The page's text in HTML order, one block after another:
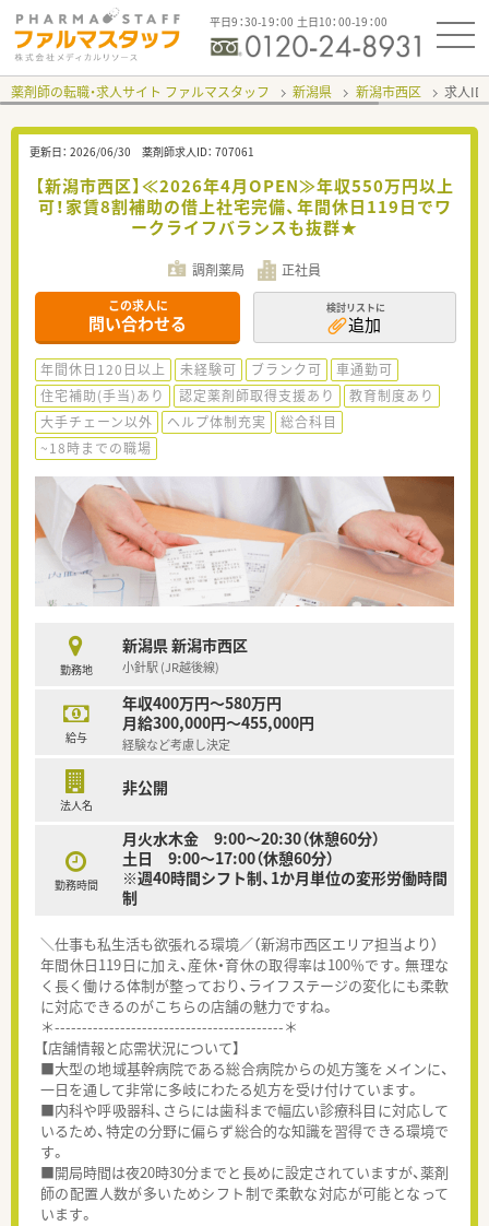
平日9：30-19：00 土日10：00-19：00
薬剤師の転職・求人サイト ファルマスタッフ 新潟県 新潟市西区 求人ID
更新日： 2026/06/30 薬剤師求人ID： 707061
【新潟市西区】≪2026年4月OPEN≫年収550万円以上
可！家賃8割補助の借上社宅完備、年間休日119日でワ
ークライフバランスも抜群★
調剤薬局 正社員
この求人に
問い合わせる
検討リストに
追加
年間休日120日以上 未経験可 ブランク可
車通勤可
住宅補助(手当)あり
認定薬剤師取得支援あり
教育制度あり
大手チェーン以外
ヘルプ体制充実
総合科目
~18時までの職場
勤務地
新潟県 新潟市西区
小針駅 (JR越後線)
給与
年収400万円～580万円
月給300,000円～455,000円
経験など考慮し決定
法人名
非公開
勤務時間
月火水木金 9:00〜20:30（休憩60分）
土日 9:00〜17:00（休憩60分）
※週40時間シフト制、1か月単位の変形労働時間
制
＼仕事も私生活も欲張れる環境／（新潟市西区エリア担当より）
年間休日119日に加え、産休・育休の取得率は100％です。無理な
く長く働ける体制が整っており、ライフステージの変化にも柔軟
に対応できるのがこちらの店舗の魅力ですね。
＊------------------------------------------＊
【店舗情報と応需状況について】
■大型の地域基幹病院である総合病院からの処方箋をメインに、
一日を通して非常に多岐にわたる処方を受け付けています。
■内科や呼吸器科、さらには歯科まで幅広い診療科目に対応して
いるため、特定の分野に偏らず総合的な知識を習得できる環境で
す。
■開局時間は夜20時30分までと長めに設定されていますが、薬剤
師の配置人数が多いためシフト制で柔軟な対応が可能となって
います。